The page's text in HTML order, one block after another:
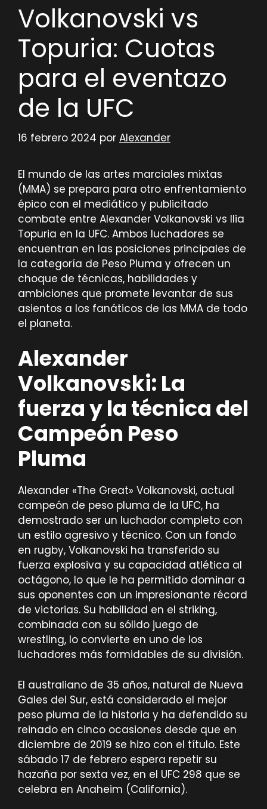
Volkanovski vs
Topuria: Cuotas
para el eventazo
de la UFC
16 febrero 2024 por Alexander
El mundo de las artes marciales mixtas
(MMA) se prepara para otro enfrentamiento
épico con el mediático y publicitado
combate entre Alexander Volkanovski vs Ilia
Topuria en la UFC. Ambos luchadores se
encuentran en las posiciones principales de
la categoría de Peso Pluma y ofrecen un
choque de técnicas, habilidades y
ambiciones que promete levantar de sus
asientos a los fanáticos de las MMA de todo
el planeta.
Alexander
Volkanovski: La
fuerza y la técnica del
Campeón Peso
Pluma
Alexander «The Great» Volkanovski, actual
campeón de peso pluma de la UFC, ha
demostrado ser un luchador completo con
un estilo agresivo y técnico. Con un fondo
en rugby, Volkanovski ha transferido su
fuerza explosiva y su capacidad atlética al
octágono, lo que le ha permitido dominar a
sus oponentes con un impresionante récord
de victorias. Su habilidad en el striking,
combinada con su sólido juego de
wrestling, lo convierte en uno de los
luchadores más formidables de su división.
El australiano de 35 años, natural de Nueva
Gales del Sur, está considerado el mejor
peso pluma de la historia y ha defendido su
reinado en cinco ocasiones desde que en
diciembre de 2019 se hizo con el título. Este
sábado 17 de febrero espera repetir su
hazaña por sexta vez, en el UFC 298 que se
celebra en Anaheim (California).